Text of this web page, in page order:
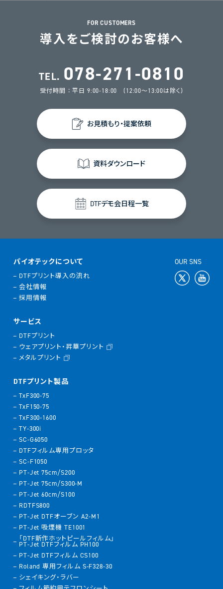
FOR CUSTOMERS
導入をご検討のお客様へ
TEL. 078-271-0810
受付時間 ： 平日 9:00-18:00 (12:00～13:00は除く)
お見積もり・提案依頼
資料ダウンロード
DTFデモ会日程一覧
パイオテックについて
DTFプリント導入の流れ
会社情報
採用情報
サービス
DTFプリント
ウェアプリント・昇華プリント
メタルプリント
DTFプリント製品
TxF300-75
TxF150-75
TxF300-1600
TY-300i
SC-G6050
DTFフィルム専用プロッタ
SC-F1050
PT-Jet 75cm/S200
PT-Jet 75cm/S300-M
PT-Jet 60cm/S100
RDTFS800
PT-Jet DTFオーブン A2-M1
PT-Jet 吸煙機 TE1001
「DTF新作ホットピールフィルム」
PT-Jet DTFフィルム PH100
PT-Jet DTFフィルム CS100
Roland 専用フィルム S-F328-30
シェイキング・ラバー
OUR SNS